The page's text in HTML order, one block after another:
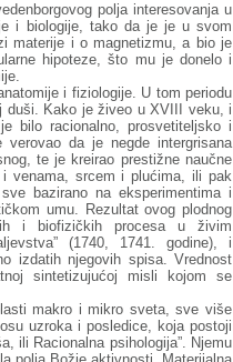
polja interesovanja u
i biologije, tako da je je u svom
materije i o magnetizmu, a bio je
hipoteze, što mu je donelo i
i fiziologije. U tom periodu
duši. Kako je živeo u XVIII veku, i
bilo racionalno, prosvetiteljsko i
da je negde intergrisana
te je kreirao prestižne naučne
venama, srcem i plućima, ili pak
bazirano na eksperimentima i
umu. Rezultat ovog plodnog
i biofizičkih procesa u živim
(1740, 1741. godine), i
izdatih njegovih spisa. Vrednost
sintetizujućoj misli kojom se
makro i mikro sveta, sve više
uzroka i posledice, koja postoji
ili Racionalna psihologija”. Njemu